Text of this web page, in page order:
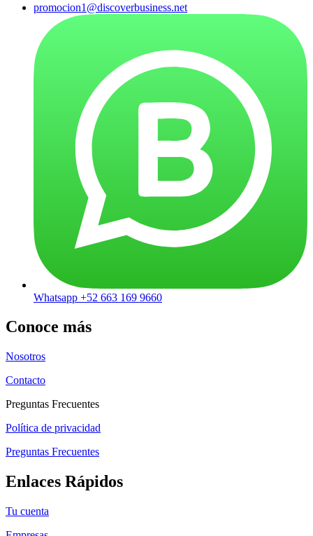
promocion1@discoverbusiness.net
Whatsapp +52 663 169 9660
Conoce más
Nosotros
Contacto
Preguntas Frecuentes
Política de privacidad
Preguntas Frecuentes
Enlaces Rápidos
Tu cuenta